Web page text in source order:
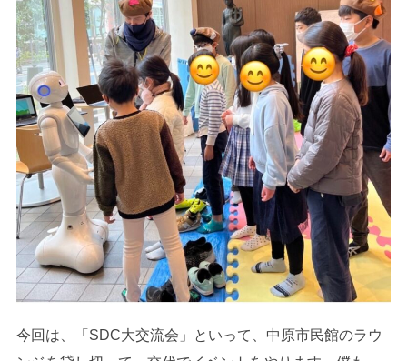
今回は、「SDC大交流会」といって、中原市民館のラウ